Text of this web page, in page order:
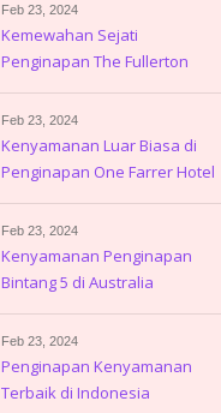
Feb 23, 2024
Kemewahan Sejati
Penginapan The Fullerton
Hotel Singapore
Feb 23, 2024
Kenyamanan Luar Biasa di
Penginapan One Farrer Hotel
Feb 23, 2024
Kenyamanan Penginapan
Bintang 5 di Australia
Feb 23, 2024
Penginapan Kenyamanan
Terbaik di Indonesia